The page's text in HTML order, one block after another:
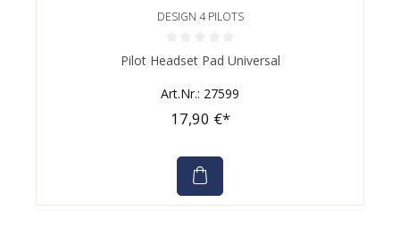
DESIGN 4 PILOTS
Durchschnittliche Bewertung von 0 von 5 Sternen
Pilot Headset Pad Universal
Art.Nr.: 27599
17,90 €*